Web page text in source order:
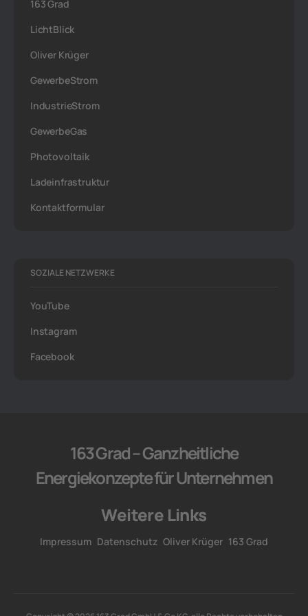
163 Grad
LichtBlick
Oliver Krüger
GewerbeStrom
IndustrieStrom
GewerbeGas
Photovoltaik
Ladeinfrastruktur
Kontaktformular
SOZIALE NETZWERKE
YouTube
Instagram
Facebook
163 Grad – Ganzheitliche
Energiekonzepte für Unternehmen
Weitere Links
Impressum Datenschutz Oliver Krüger 163 Grad